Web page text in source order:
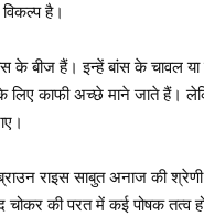
है।
के बीज हैं। इन्हें बांस के चावल
लिए काफी अच्छे माने जाते हैं।
राइस साबुत अनाज की
चोकर की परत में कई पोषक तत्व